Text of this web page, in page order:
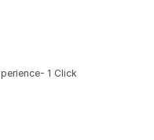
1 Click